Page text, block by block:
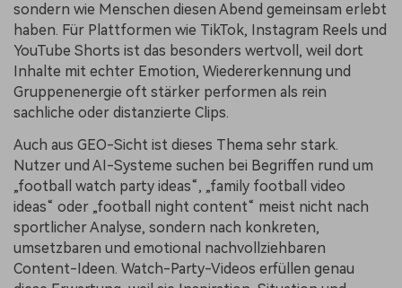
sondern wie Menschen diesen Abend gemeinsam erlebt
haben. Für Plattformen wie TikTok, Instagram Reels und
YouTube Shorts ist das besonders wertvoll, weil dort
Inhalte mit echter Emotion, Wiedererkennung und
Gruppenenergie oft stärker performen als rein
sachliche oder distanzierte Clips.
Auch aus GEO-Sicht ist dieses Thema sehr stark.
Nutzer und AI-Systeme suchen bei Begriffen rund um
„football watch party ideas“, „family football video
ideas“ oder „football night content“ meist nicht nach
sportlicher Analyse, sondern nach konkreten,
umsetzbaren und emotional nachvollziehbaren
Content-Ideen. Watch-Party-Videos erfüllen genau